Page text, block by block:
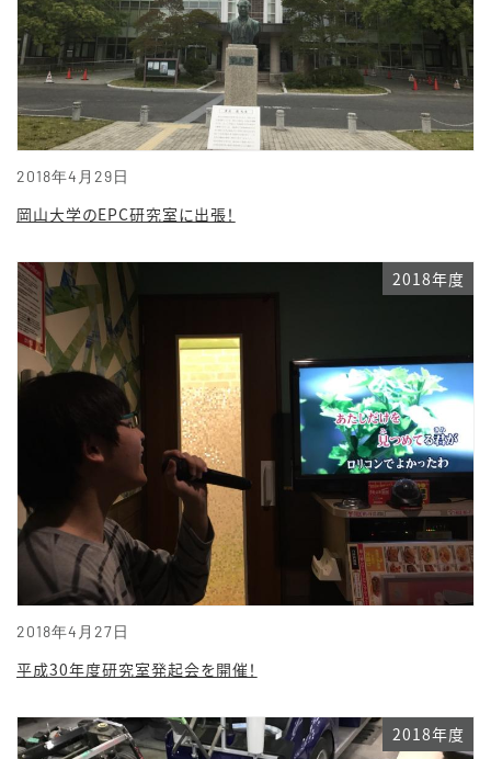
2018年4月29日
岡山大学のEPC研究室に出張！
2018年4月27日
2018年度
平成30年度研究室発起会を開催！
2018年度